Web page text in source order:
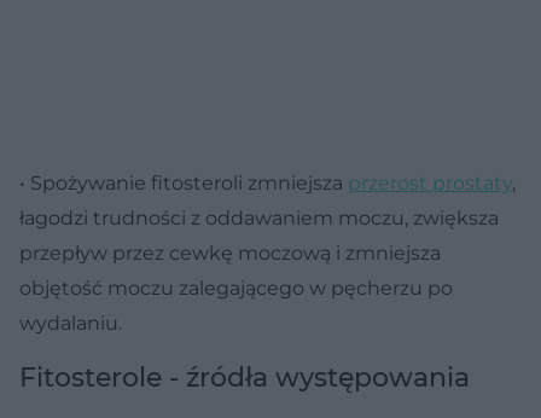
• Spożywanie fitosteroli zmniejsza przerost prostaty,
łagodzi trudności z oddawaniem moczu, zwiększa
przepływ przez cewkę moczową i zmniejsza
objętość moczu zalegającego w pęcherzu po
wydalaniu.
Fitosterole - źródła występowania